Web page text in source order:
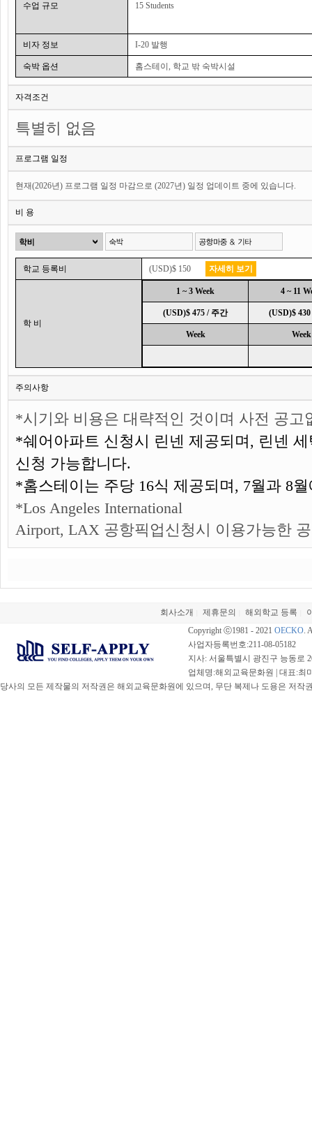
수업 규모 15 Students
비자 정보 I-20 발행
숙박 옵션 홈스테이, 학교 밖 숙박시설
자격조건
특별히 없음
프로그램 일정
현재(2026년) 프로그램 일정 마감으로 (2027년) 일정 업데이트 중에 있습니다.
비 용
학교 등록비 (USD)$ 150 자세히 보기
학 비
1 ~ 3 Week 4 ~ 11
(USD)$ 475 / 주간 (USD)$
Week Week
주의사항
*시기와 비용은 대략적인 것이며 사전 공고
*쉐어아파트 신청시 린넨 제공되며, 린넨
신청 가능합니다.
*홈스테이는 주당 16식 제공되며, 7월과 8
*Los Angeles International
Airport, LAX 공항픽업신청시 이용가능한
회사소개 제휴문의 해외학교 등록
Copyright ⓒ1981 - 2021 OECKO.
사업자등록번호:211-08-05182
지사: 서울특별시 광진구 능동로
업체명:해외교육문화원 | 대표:최
당사의 모든 제작물의 저작권은 해외교육문화원에 있으며, 무단 복제나 도용은 저